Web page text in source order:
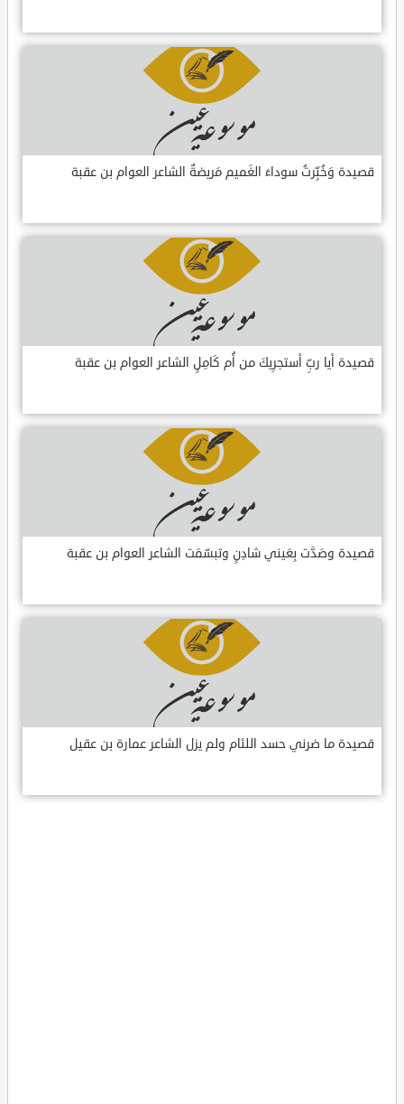
قصيدة وَخُبِّرتُ سوداءَ الغَميم مَريضةٌ الشاعر العوام بن عقبة
قصيدة أيا ربِّ أستجرِيكَ من أُم كَامِلٍ الشاعر العوام بن عقبة
قصيدة وصَدَّت بِعَيني شادِنٍ وتبسّمَت الشاعر العوام بن عقبة
قصيدة ما ضرني حسد اللئام ولم يزل الشاعر عمارة بن عقيل